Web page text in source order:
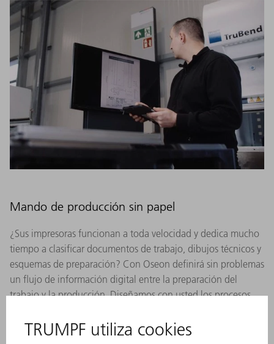
Mando de producción sin papel
¿Sus impresoras funcionan a toda velocidad y dedica mucho
tiempo a clasificar documentos de trabajo, dibujos técnicos y
esquemas de preparación? Con Oseon definirá sin problemas
un flujo de información digital entre la preparación del
trabajo y la producción. Diseñamos con usted los procesos
pertinente para sus tareas incluso sin papel. Además, con el